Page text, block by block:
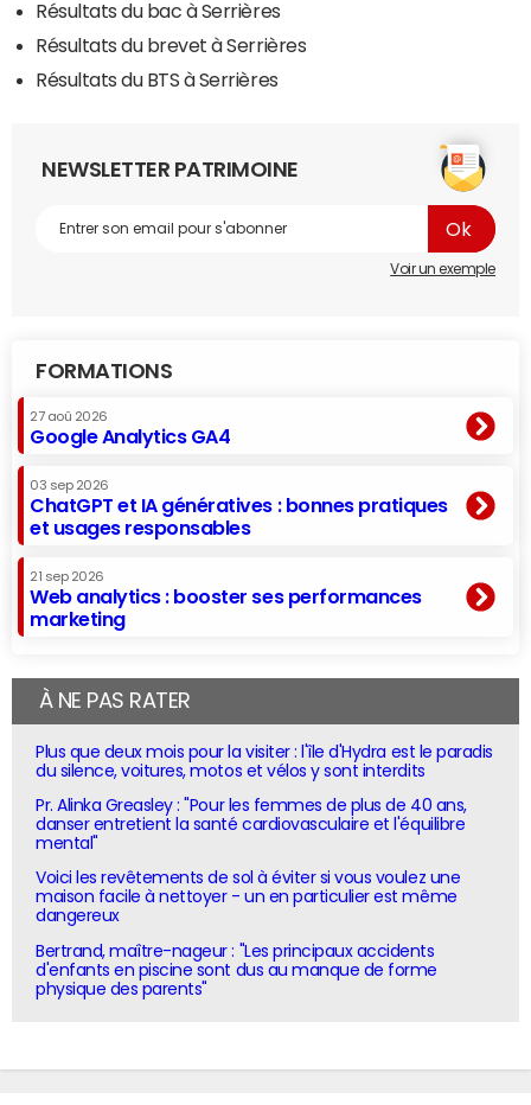
Résultats du bac à Serrières
Résultats du brevet à Serrières
Résultats du BTS à Serrières
NEWSLETTER PATRIMOINE
Voir un exemple
FORMATIONS
27 aoû 2026
Google Analytics GA4
03 sep 2026
ChatGPT et IA génératives : bonnes pratiques
et usages responsables
21 sep 2026
Web analytics : booster ses performances
marketing
À NE PAS RATER
Plus que deux mois pour la visiter : l'île d'Hydra est le paradis
du silence, voitures, motos et vélos y sont interdits
Pr. Alinka Greasley : "Pour les femmes de plus de 40 ans,
danser entretient la santé cardiovasculaire et l'équilibre
mental"
Voici les revêtements de sol à éviter si vous voulez une
maison facile à nettoyer - un en particulier est même
dangereux
Bertrand, maître-nageur : "Les principaux accidents
d'enfants en piscine sont dus au manque de forme
physique des parents"